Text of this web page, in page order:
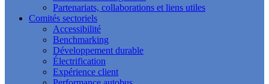
Partenariats, collaborations et liens utiles
Comités sectoriels
Accessibilité
Benchmarking
Développement durable
Électrification
Expérience client